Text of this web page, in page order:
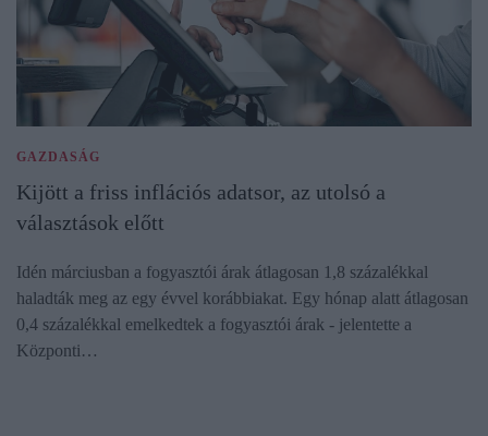
GAZDASÁG
Kijött a friss inflációs adatsor, az utolsó a
választások előtt
Idén márciusban a fogyasztói árak átlagosan 1,8 százalékkal
haladták meg az egy évvel korábbiakat. Egy hónap alatt átlagosan
0,4 százalékkal emelkedtek a fogyasztói árak - jelentette a
Központi…